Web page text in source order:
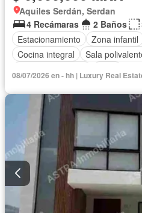
Aquiles Serdán, Serdan
4 Recámaras
2 Baños
Estacionamiento
Zona infantil
Cocina integral
Sala
08/07/2026 en - hh | Luxury Real